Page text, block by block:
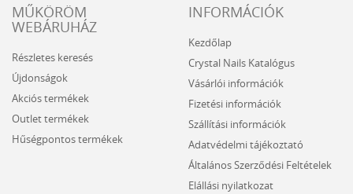
MŰKÖRÖM
WEBÁRUHÁZ
Részletes keresés
Újdonságok
Akciós termékek
Outlet termékek
Hűségpontos termékek
INFORMÁCIÓK
Kezdőlap
Crystal Nails Katalógus
Vásárlói információk
Fizetési információk
Szállítási információk
Adatvédelmi tájékoztató
Általános Szerződési Feltételek
Elállási nyilatkozat